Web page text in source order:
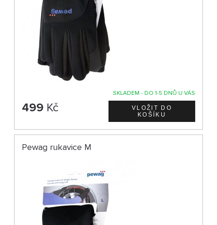
SKLADEM - DO 1-5 DNŮ U VÁS
499 Kč
Pewag rukavice M